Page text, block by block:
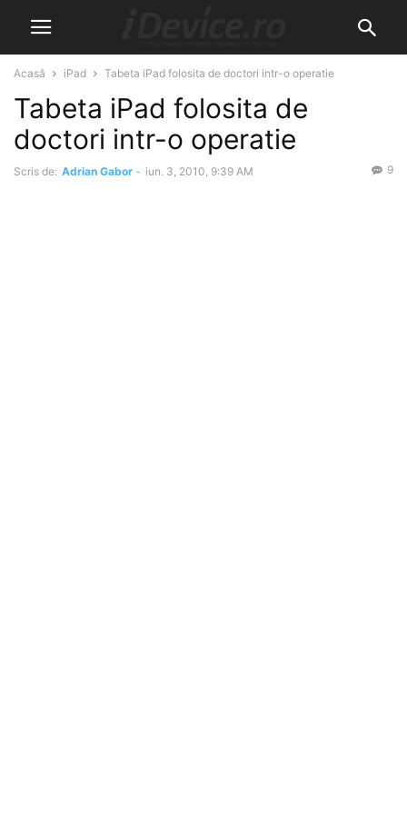
Acasă iPad Tabeta iPad folosita de doctori intr-o operatie
Tabeta iPad folosita de
doctori intr-o operatie
Scris de: Adrian Gabor - iun. 3, 2010, 9:39 AM 9